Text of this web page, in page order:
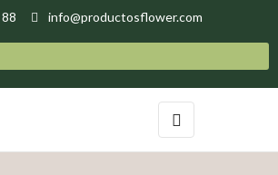
info@productosflower.com
Navegación
de
palanca
☰